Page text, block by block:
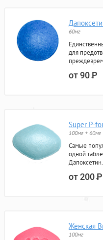
60мг
для
от 90Р
Super P-
100мг + 60мг
Самые
одной
Дапоксетин.
от 200Р
Женская
100мг